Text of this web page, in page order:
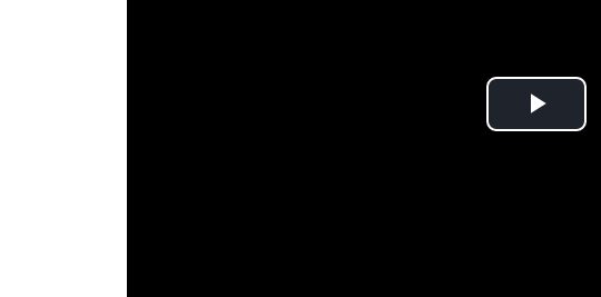
Esita